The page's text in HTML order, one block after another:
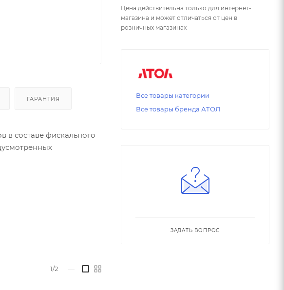
ГАРАНТИЯ
в составе фискального
1/2
Цена действительна только для интернет-
магазина и может отличаться от цен в
розничных магазинах
Все товары категории
Все товары бренда АТОЛ
ЗАДАТЬ ВОПРОС